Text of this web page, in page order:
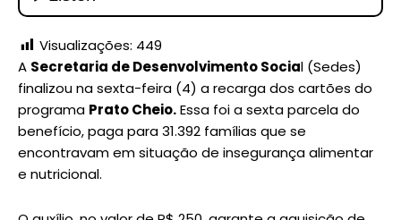
Visualizações: 449
A Secretaria de Desenvolvimento Social (Sedes)
finalizou na sexta-feira (4) a recarga dos cartões do
programa Prato Cheio.Essa foi a sexta parcela do
benefício, paga para 31.392 famílias que se
encontravam em situação de insegurança alimentar
e nutricional.